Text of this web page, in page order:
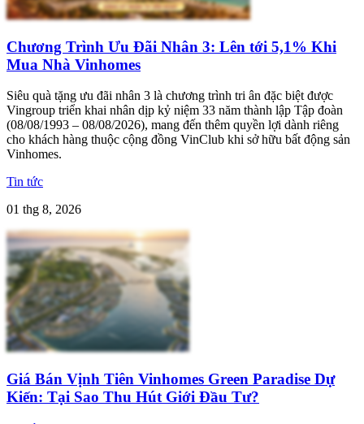
Chương Trình Ưu Đãi Nhân 3: Lên tới 5,1% Khi
Mua Nhà Vinhomes
Siêu quà tặng ưu đãi nhân 3 là chương trình tri ân đặc biệt được
Vingroup triển khai nhân dịp kỷ niệm 33 năm thành lập Tập đoàn
(08/08/1993 – 08/08/2026), mang đến thêm quyền lợi dành riêng
cho khách hàng thuộc cộng đồng VinClub khi sở hữu bất động sản
Vinhomes.
Tin tức
01 thg 8, 2026
Giá Bán Vịnh Tiên Vinhomes Green Paradise Dự
Kiến: Tại Sao Thu Hút Giới Đầu Tư?